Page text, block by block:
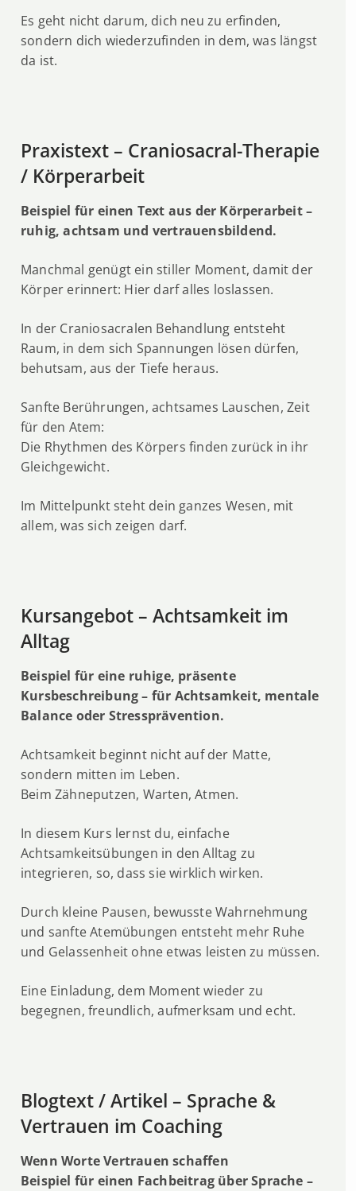
Praxistext – Craniosacral-Therapie
/ Körperarbeit
Beispiel für einen Text aus der Körperarbeit –
ruhig, achtsam und vertrauensbildend.
Manchmal genügt ein stiller Moment, damit der
Körper erinnert: Hier darf alles loslassen.
In der Craniosacralen Behandlung entsteht
Raum, in dem sich Spannungen lösen dürfen,
behutsam, aus der Tiefe heraus.
Sanfte Berührungen, achtsames Lauschen, Zeit
für den Atem:
Die Rhythmen des Körpers finden zurück in ihr
Gleichgewicht.
Im Mittelpunkt steht dein ganzes Wesen, mit
allem, was sich zeigen darf.
Es geht nicht darum, dich neu zu erfinden,
sondern dich wiederzufinden in dem, was längst
da ist.
Blogtext / Artikel – Sprache &
Vertrauen im Coaching
Wenn Worte Vertrauen schaffen
Beispiel für einen Fachbeitrag über Sprache –
Kursangebot – Achtsamkeit im
Alltag
Beispiel für eine ruhige, präsente
Kursbeschreibung – für Achtsamkeit, mentale
Balance oder Stressprävention.
Achtsamkeit beginnt nicht auf der Matte,
sondern mitten im Leben.
Beim Zähneputzen, Warten, Atmen.
In diesem Kurs lernst du, einfache
Achtsamkeitsübungen in den Alltag zu
integrieren, so, dass sie wirklich wirken.
Durch kleine Pausen, bewusste Wahrnehmung
und sanfte Atemübungen entsteht mehr Ruhe
und Gelassenheit ohne etwas leisten zu müssen.
Eine Einladung, dem Moment wieder zu
begegnen, freundlich, aufmerksam und echt.